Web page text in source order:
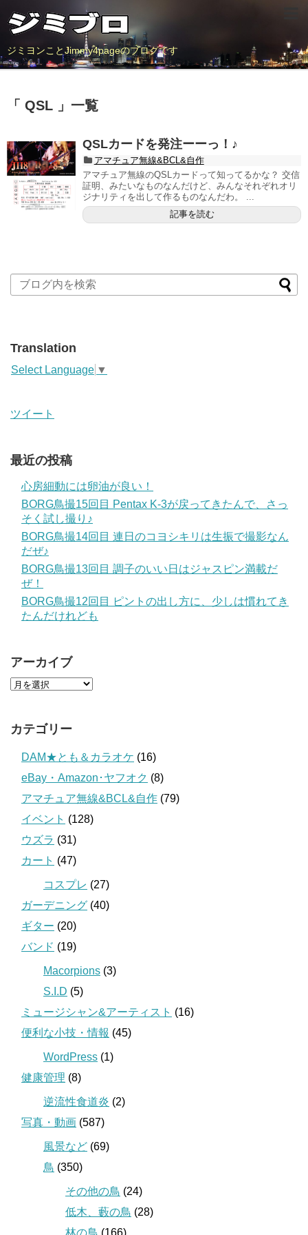
ジミヨンことJimmy4pageのブログです
「 QSL 」一覧
QSLカードを発注ーーっ！♪
アマチュア無線&BCL&自作
アマチュア無線のQSLカードって知ってるかな？ 交信
証明、みたいなものなんだけど、みんなそれぞれオリ
ジナリティを出して作るものなんだわ。 ...
記事を読む
Translation
Select Language ▼
ツイート
最近の投稿
心房細動には卵油が良い！
BORG鳥撮15回目 Pentax K-3が戻ってきたんで、さっ
そく試し撮り♪
BORG鳥撮14回目 連日のコヨシキリは生振で撮影なん
だぜ♪
BORG鳥撮13回目 調子のいい日はジャスピン満載だ
ぜ！
BORG鳥撮12回目 ピントの出し方に、少しは慣れてき
たんだけれども
アーカイブ
カテゴリー
DAM★とも＆カラオケ (16)
eBay・Amazon･ヤフオク (8)
アマチュア無線&BCL&自作 (79)
イベント (128)
ウズラ (31)
カート (47)
コスプレ (27)
ガーデニング (40)
ギター (20)
バンド (19)
Macorpions (3)
S.I.D (5)
ミュージシャン&アーティスト (16)
便利な小技・情報 (45)
WordPress (1)
健康管理 (8)
逆流性食道炎 (2)
写真・動画 (587)
風景など (69)
鳥 (350)
その他の鳥 (24)
低木、藪の鳥 (28)
林の鳥 (166)